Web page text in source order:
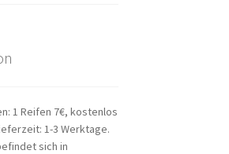
1 Reifen 7€, kostenlos
1-3 Werktage.
sich in